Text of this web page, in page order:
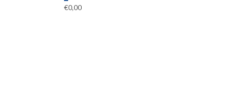
€0,00